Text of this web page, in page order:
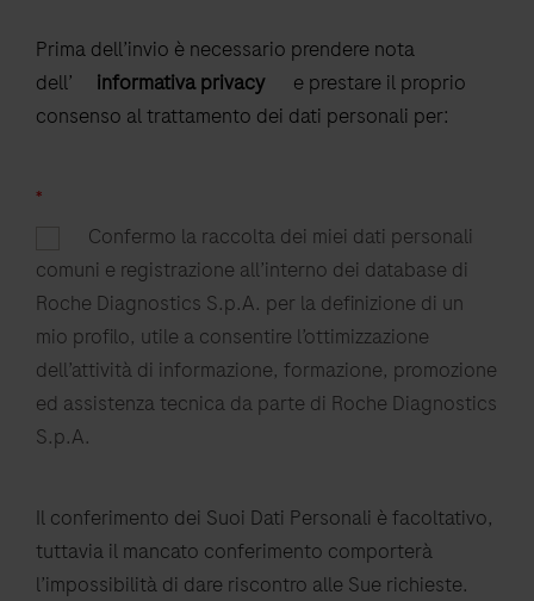
Prima dell’invio è necessario prendere nota
dell’
informativa privacy
e prestare il proprio
consenso al trattamento dei dati personali per:
*
Confermo la raccolta dei miei dati personali
comuni e registrazione all’interno dei database di
Roche Diagnostics S.p.A. per la definizione di un
mio profilo, utile a consentire l’ottimizzazione
dell’attività di informazione, formazione, promozione
ed assistenza tecnica da parte di Roche Diagnostics
S.p.A.
Il conferimento dei Suoi Dati Personali è facoltativo,
tuttavia il mancato conferimento comporterà
l’impossibilità di dare riscontro alle Sue richieste.